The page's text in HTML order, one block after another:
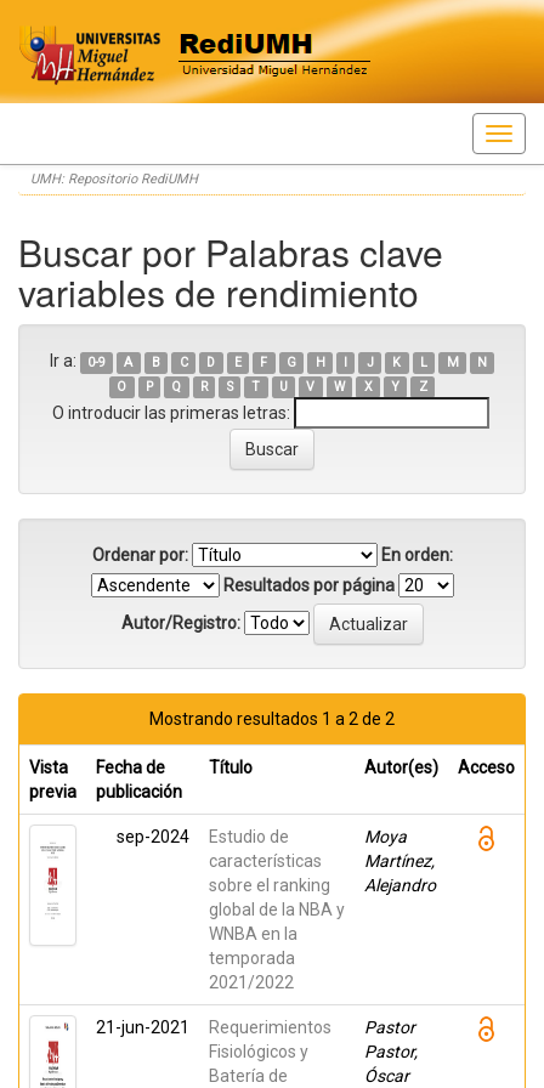
Skip
navigation
UMH: Repositorio RediUMH
Buscar por Palabras clave
variables de rendimiento
Ir a: 0-9 A B C D E F G H I J K L M
N
O
P Q R S T U V W X Y Z
O introducir las primeras letras:
Ordenar por:
En orden:
Resultados por página
Autor/Registro:
Mostrando resultados 1 a 2 de 2
Vista
previa
Fecha de
publicación
Título Autor(es) Acceso
sep-2024
Estudio de
características
sobre el ranking
global de la NBA y
WNBA en la
temporada
2021/2022
Moya
Martínez,
Alejandro
21-jun-2021
Requerimientos
Fisiológicos y
Batería de
Pastor
Pastor,
Óscar